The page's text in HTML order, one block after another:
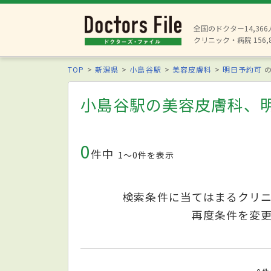
全国のドクター14,366
クリニック・病院
TOP 新潟県 小島谷駅 美容皮膚科 明日予約可
小島谷駅の美容皮膚科、
0件中 1〜0件を表示
検索条件に当てはまるクリ
再度条件を変